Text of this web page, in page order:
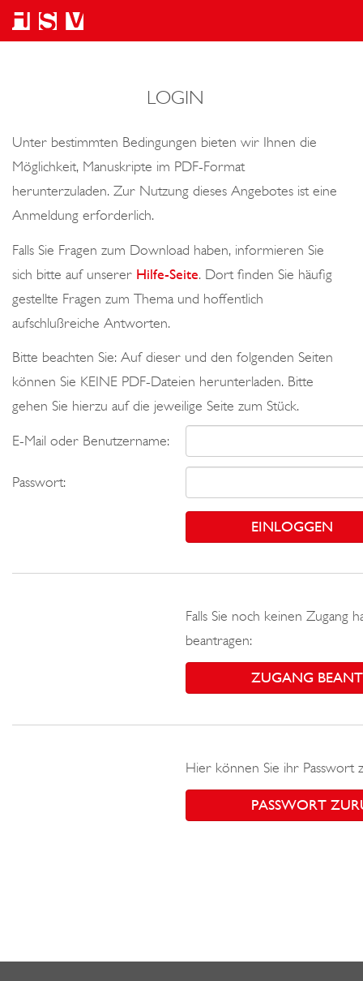
LOGIN
Unter bestimmten Bedingungen bieten wir Ihnen die
Möglichkeit, Manuskripte im PDF-Format
herunterzuladen. Zur Nutzung dieses Angebotes ist eine
Anmeldung erforderlich.
Falls Sie Fragen zum Download haben, informieren Sie
sich bitte auf unserer Hilfe-Seite. Dort finden Sie häufig
gestellte Fragen zum Thema und hoffentlich
aufschlußreiche Antworten.
Bitte beachten Sie: Auf dieser und den folgenden Seiten
können Sie KEINE PDF-Dateien herunterladen. Bitte
gehen Sie hierzu auf die jeweilige Seite zum Stück.
E-Mail oder Benutzername:
Passwort:
Falls Sie noch keinen Zugang
beantragen:
ZUGANG
Hier können Sie ihr Passwort
PASSWORT